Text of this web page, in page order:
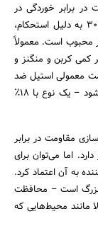
برابر خوردگی در
فضای باز یک پیش نیاز است. استیل ضد زنگ درجه 304 به دلیل استحکام،
محبوب است. معمولاً
مقادیر کمی کربن و منگنز و
تا 35 درصد باشد. فرمت معمولی استیل ضد
زنگ 304 به عنوان استیل ضد زنگ 18/8 شناخته می شود – یک نوع با 18٪
بهینه‌سازی مقاومت در برابر
اما می‌توان برای
به آن اعتماد کرد.
304 دارای یک نقص بزرگ است – محافظت
مانند محیط‌هایی که